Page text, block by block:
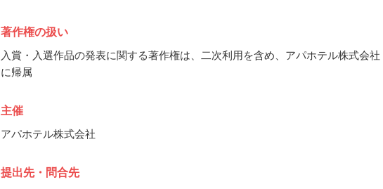
著作権の扱い
入賞・入選作品の発表に関する著作権は、二次利用を含め、アパホテル株式会社
に帰属
主催
アパホテル株式会社
提出先・問合先